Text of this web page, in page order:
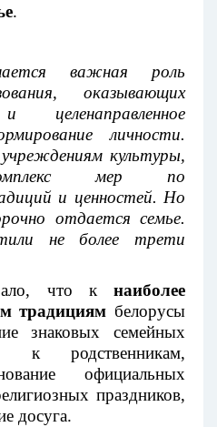
.
важная роль
оказывающих
целенаправленное
личности.
культуры,
мер по
и ценностей. Но
отдается семье.
не более трети
что к наиболее
традициям белорусы
знаковых семейных
к родственникам,
официальных
праздников,
досуга.